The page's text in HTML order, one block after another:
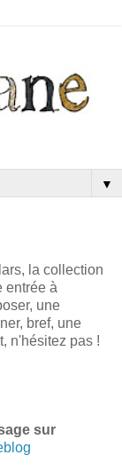
▼
la collection
entrée à
une
bref, une
n'hésitez pas !
sur